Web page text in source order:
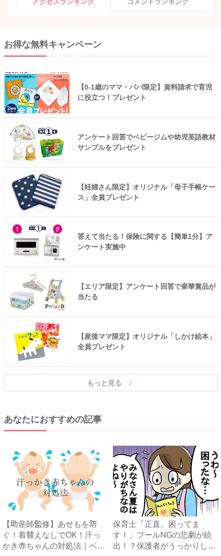
お得な無料キャンペーン
【0-1歳のママ・パパ限定】資料請求で育児
に役立つ！プレゼント
アンケート回答でベビージムや幼児英語教材
サンプルをプレゼント
【妊婦さん限定】オリジナル「母子手帳ケー
ス」全員プレゼント
答えて当たる！保険に関する【簡単1分】ア
ンケート実施中
【エリア限定】アンケート回答で豪華賞品が
当たる
【産後ママ限定】オリジナル「しかけ絵本」
全員プレゼント
もっと見る
あなたにおすすめの記事
【助産師監修】あせもを防
ぐ！着替えなしでOK！汗っ
かき赤ちゃんの対処法｜ベビ
保育士「正直、困ってま
す！」プールNGの悲劇が続
出！？保護者がうっかりしが